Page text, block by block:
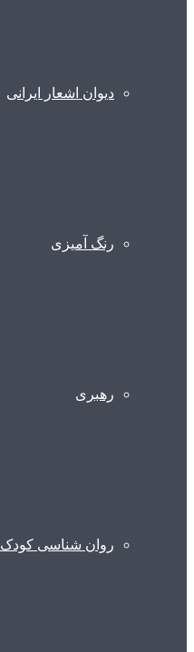
دیوان اشعار ایرانی
رنگ آمیزی
رهبری
روان شناسی کودک